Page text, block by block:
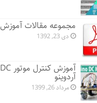
مجموعه مقالات آموزش PLC
دی 23, 1392
آردوینو
مرداد 26, 1399